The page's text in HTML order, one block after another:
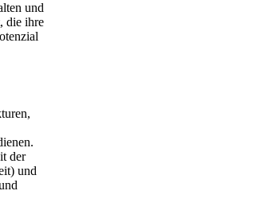
und
die ihre
der
und